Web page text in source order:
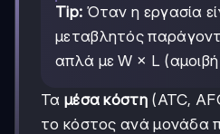
Tip: Όταν η εργασία
μεταβλητός
απλά με W × L
Τα μέσα κόστη(ATC,
το κόστος ανά μονάδα